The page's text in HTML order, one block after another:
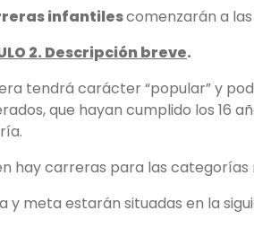
infantilescomenzarán a las
2. Descripción breve.
tendrá carácter “popular” y
que hayan cumplido los 16
hay carreras para las categorías
y meta estarán situadas en la